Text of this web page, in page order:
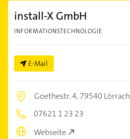
install-X GmbH
INFORMATIONSTECHNOLOGIE
E-Mail
Goethestr. 4,79540 Lörrach
07621 1 23 23
Webseite